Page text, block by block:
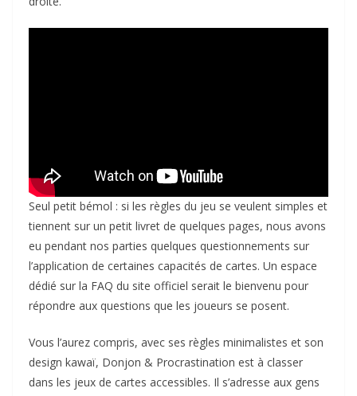
Seul petit bémol : si les règles du jeu se veulent simples et
tiennent sur un petit livret de quelques pages, nous avons
eu pendant nos parties quelques questionnements sur
l’application de certaines capacités de cartes. Un espace
dédié sur la FAQ du site officiel serait le bienvenu pour
répondre aux questions que les joueurs se posent.
Vous l’aurez compris, avec ses règles minimalistes et son
design kawaï, Donjon & Procrastination est à classer
dans les jeux de cartes accessibles. Il s’adresse aux gens